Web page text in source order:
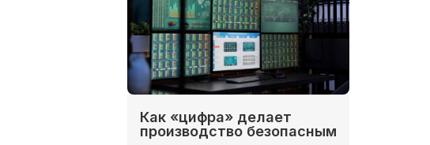
Как «цифра» делает
производство безопасным